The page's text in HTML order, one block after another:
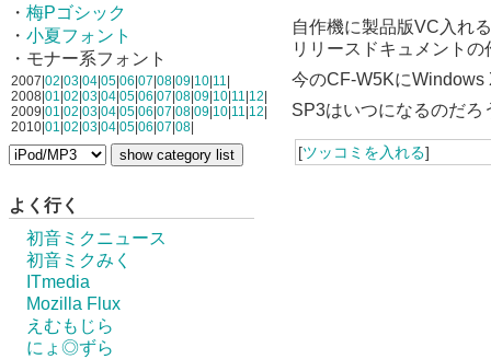
・ 梅Pゴシック
・ 小夏フォント
・モナー系フォント
2007| 02 03 04 05 06 07 08 09 10 11
2008| 01 02 03 04 05 06 07 08 09 10 11 12
2009| 01 02 03 04 05 06 07 08 09 10 11 12
2010| 01 02 03 04 05 06 07 08
よく行く
初音ミクニュース
初音ミクみく
ITmedia
Mozilla Flux
えむもじら
にょ◎ずら
自作機に製品版VC入れ
リリースドキュメント
今のCF-W5KにWindows
SP3はいつになるのだろ
[ツッコミを入れる]